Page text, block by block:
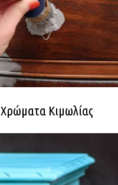
Χρώματα Κιμωλίας